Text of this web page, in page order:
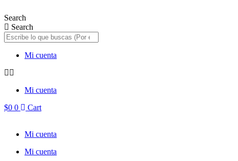
al
contenido
Search
Search
Mi cuenta
Mi cuenta
$0 0 Cart
Mi cuenta
Mi cuenta